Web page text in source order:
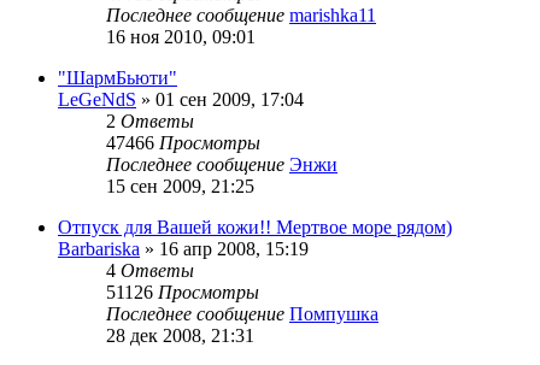
Последнее сообщение marishka11
16 ноя 2010, 09:01
"ШармБьюти"
LeGeNdS » 01 сен 2009, 17:04
2 Ответы
47466 Просмотры
Последнее сообщение Энжи
15 сен 2009, 21:25
Отпуск для Вашей кожи!! Мертвое море рядом)
Barbariska » 16 апр 2008, 15:19
4 Ответы
51126 Просмотры
Последнее сообщение Помпушка
28 дек 2008, 21:31